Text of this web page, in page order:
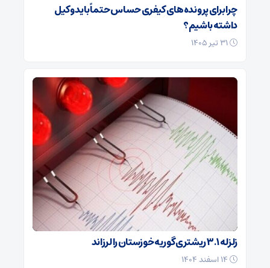
چرا برای پرونده‌های کیفری حساس حتماً باید وکیل
داشته باشیم؟
زلزله ۳.۱ ریشتری گوریه خوزستان را لرزاند